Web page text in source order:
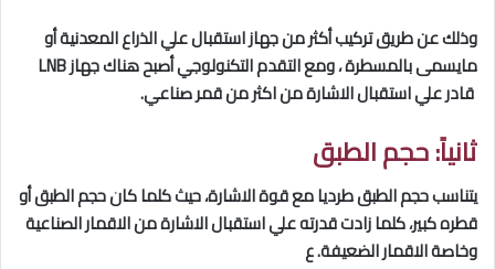
وذلك عن طريق تركيب أكثر من جهاز استقبال علي الذراع المعدنية أو
مايسمى بالمسطرة ، ومع التقدم التكنولوجي أصبح هناك جهاز LNB
قادر علي استقبال الاشارة من اكثر من قمر صناعي.
ثانياً:حجم الطبق
يتناسب حجم الطبق طرديا مع قوة الاشارة، حيث كلما كان حجم الطبق أو
قطره كبير، كلما زادت قدرته علي استقبال الاشارة من الاقمار الصناعية
وخاصة الاقمار الضعيفة. ع